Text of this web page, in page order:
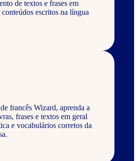
de textos e frases em
escritos na língua
francês Wizard, aprenda a
frases e textos em geral
e vocabulários corretos da